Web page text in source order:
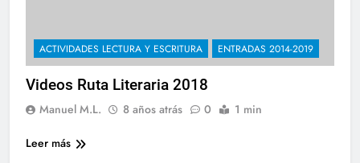
ACTIVIDADES LECTURA Y ESCRITURA ENTRADAS 2014-2019
Videos Ruta Literaria 2018
Manuel M.L. 8 años atrás 0 1 min
Leer más